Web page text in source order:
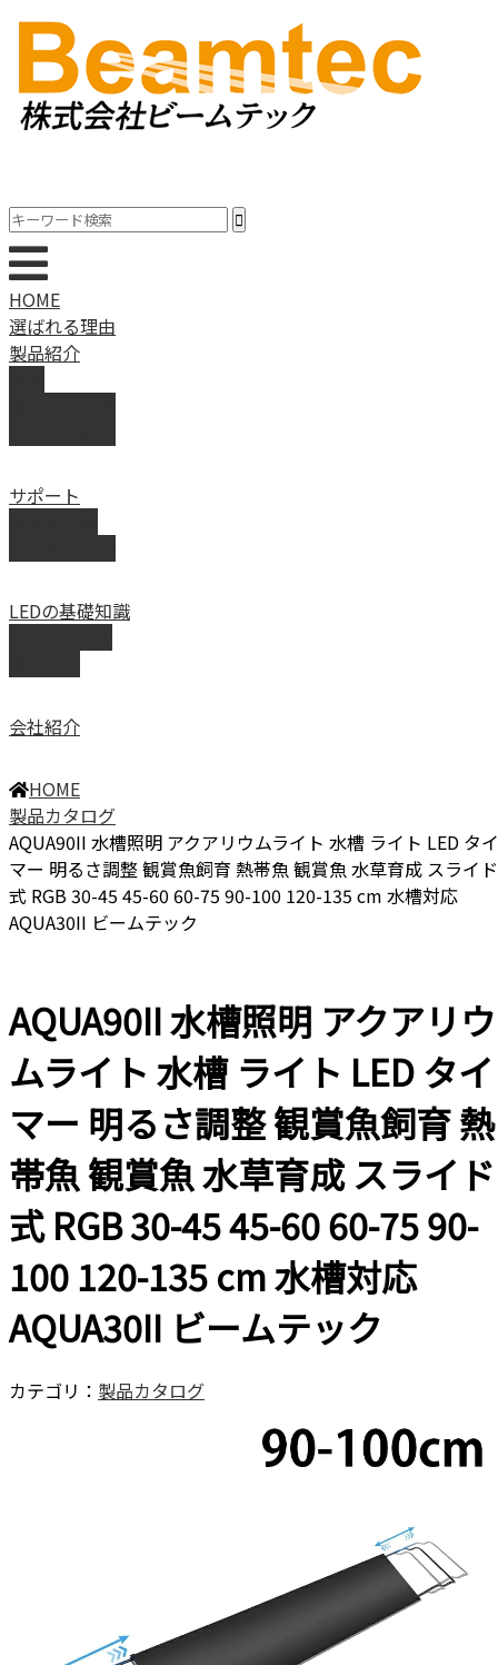
HOME
選ばれる理由
製品紹介
サポート
LEDの基礎知識
会社紹介
HOME
製品カタログ
AQUA90II 水槽照明 アクアリウムライト 水槽 ライト LED タイ
マー 明るさ調整 観賞魚飼育 熱帯魚 観賞魚 水草育成 スライド
式 RGB 30-45 45-60 60-75 90-100 120-135 cm 水槽対応
AQUA30II ビームテック
AQUA90II 水槽照明 アクアリウ
ムライト 水槽 ライト LED タイ
マー 明るさ調整 観賞魚飼育 熱
帯魚 観賞魚 水草育成 スライド
式 RGB 30-45 45-60 60-75 90-
100 120-135 cm 水槽対応
AQUA30II ビームテック
カテゴリ： 製品カタログ